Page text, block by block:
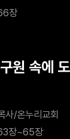
장
원 속에
사/온누리교회
장~65장